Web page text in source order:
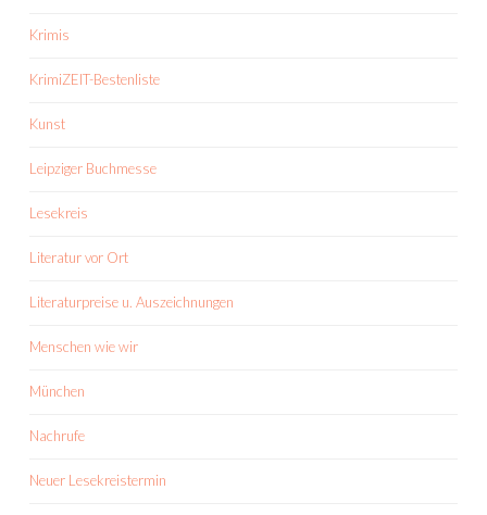
Krimis
KrimiZEIT-Bestenliste
Kunst
Leipziger Buchmesse
Lesekreis
Literatur vor Ort
Literaturpreise u. Auszeichnungen
Menschen wie wir
München
Nachrufe
Neuer Lesekreistermin